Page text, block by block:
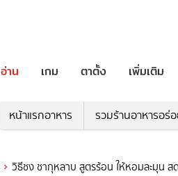
อ่าน เกม ตาตั้ง เพิ่มเติม
หน้าแรกอาหาร รวมร้านอาหารอร่
วิธีชง ชากุหลาบ สูตรร้อน ให้หอมละมุน